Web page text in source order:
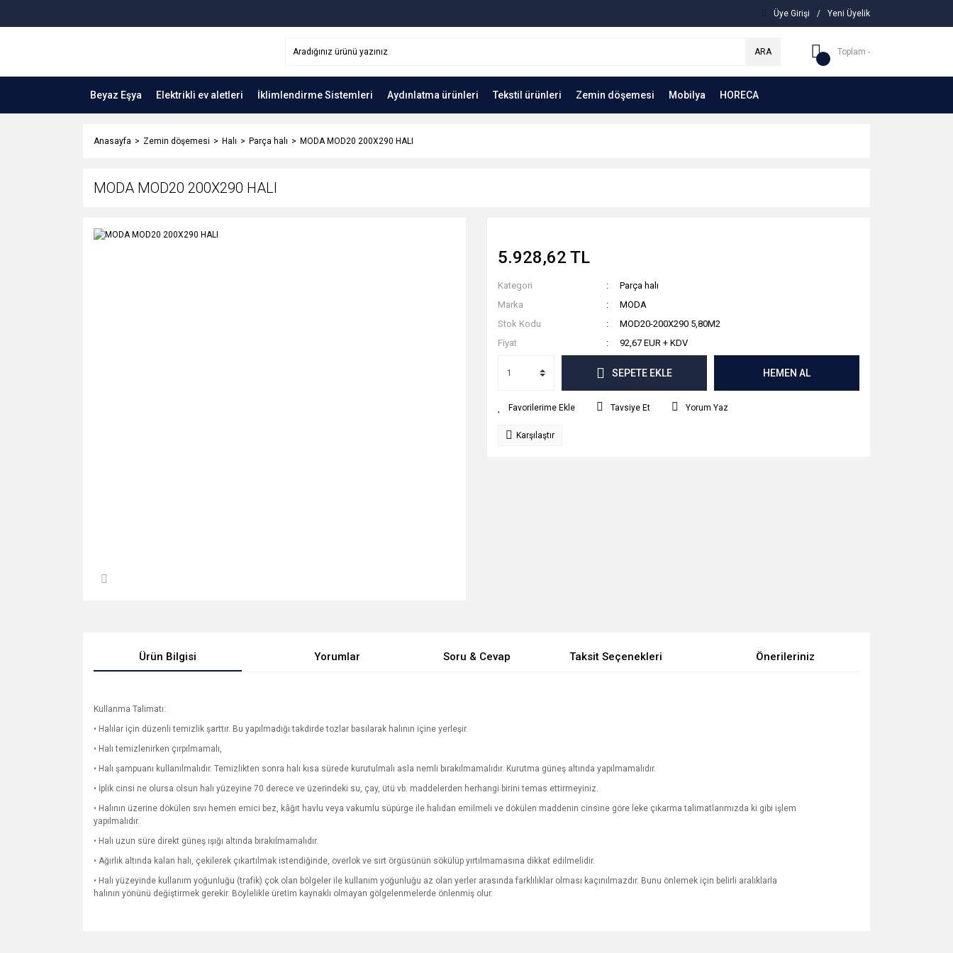
Üye Girişi / Yeni Üyelik
ARA Toplam -
Beyaz Eşya Elektrikli ev aletleri İklimlendirme Sistemleri Aydınlatma ürünleri Tekstil ürünleri Zemin döşemesi Mobilya HORECA
Anasayfa Zemin döşemesi Halı Parça halı MODA MOD20 200X290 HALI
MODA MOD20 200X290 HALI
5.928,62 TL
Kategori
Parça halı
Marka
MODA
Stok Kodu
MOD20-200X290 5,80M2
Fiyat
92,67 EUR + KDV
SEPETE EKLE HEMEN AL
Tavsiye Et Yorum Yaz
Karşılaştır
Ürün Bilgisi Yorumlar Soru & Cevap Taksit Seçenekleri Önerileriniz
Kullanma Talimatı:
• Halılar için düzenli temizlik şarttır. Bu yapılmadığı takdirde tozlar basılarak halının içine yerleşir.
• Halı temizlenirken çırpılmamalı,
• Halı şampuanı kullanılmalıdır. Temizlikten sonra halı kısa sürede kurutulmalı asla nemli bırakılmamalıdır. Kurutma güneş altında yapılmamalıdır.
• İplik cinsi ne olursa olsun halı yüzeyine 70 derece ve üzerindeki su, çay, ütü vb. maddelerden herhangi birini temas ettirmeyiniz.
• Halının üzerine dökülen sıvı hemen emici bez, kâğıt havlu veya vakumlu süpürge ile halıdan emilmeli ve dökülen maddenin cinsine göre leke çıkarma talimatlarımızda ki gibi işlem
yapılmalıdır.
• Halı uzun süre direkt güneş ışığı altında bırakılmamalıdır.
• Ağırlık altında kalan halı, çekilerek çıkartılmak istendiğinde, overlok ve sırt örgüsünün sökülüp yırtılmamasına dikkat edilmelidir.
• Halı yüzeyinde kullanım yoğunluğu (trafik) çok olan bölgeler ile kullanım yoğunluğu az olan yerler arasında farklılıklar olması kaçınılmazdır. Bunu önlemek için belirli aralıklarla
halının yönünü değiştirmek gerekir. Böylelikle üretim kaynaklı olmayan gölgelenmelerde önlenmiş olur.